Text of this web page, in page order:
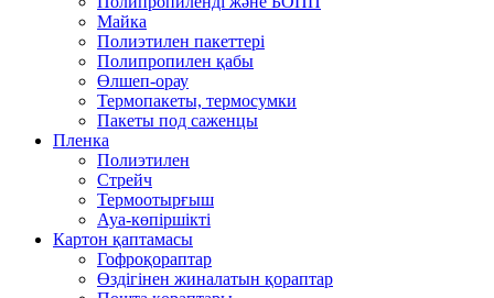
Майка
Полиэтилен пакеттері
Полипропилен қабы
Өлшеп-орау
Термопакеты, термосумки
Пакеты под саженцы
Пленка
Полиэтилен
Стрейч
Термоотырғыш
Ауа-көпіршікті
Картон қаптамасы
Гофроқораптар
Өздігінен жиналатын қораптар